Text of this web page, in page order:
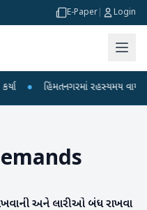
E-Paper Login
● હિંમતનગરમાં રહસ્યમય વાયરસ કે
અને લારીઓ બંધ રાખવા